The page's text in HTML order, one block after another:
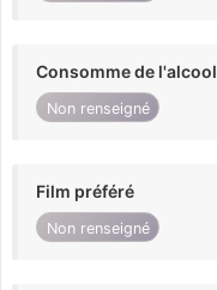
Consomme de
Non renseigné
Film préféré
Non renseigné